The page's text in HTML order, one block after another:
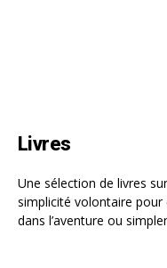
Livres
Une sélection de livres
simplicité volontaire pour
dans l’aventure ou